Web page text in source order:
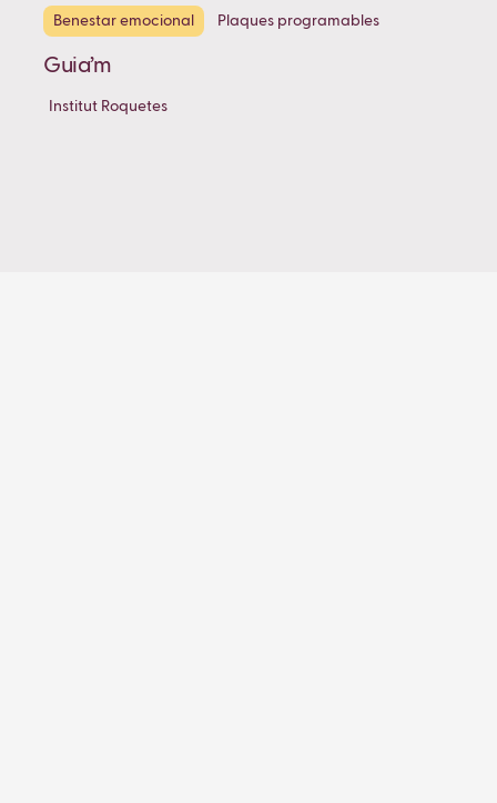
Benestar emocional Plaques programables
Guia’m
Institut Roquetes